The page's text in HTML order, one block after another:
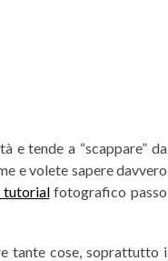
e tende a “scappare” da
e volete sapere davvero
tutorialfotografico passo
tante cose, soprattutto i